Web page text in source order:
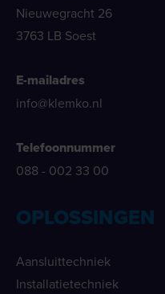
Nieuwegracht 26
3763 LB Soest
E-mailadres
info@klemko.nl
Telefoonnummer
088 - 002 33 00
OPLOSSINGEN
Aansluittechniek
Installatietechniek